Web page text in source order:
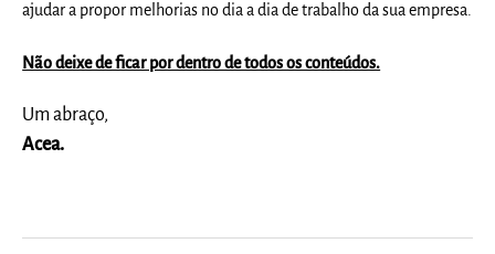
ajudar a propor melhorias no dia a dia de trabalho da sua empresa.
Não deixe de ficar por dentro de todos os conteúdos.
Um abraço,
Acea.